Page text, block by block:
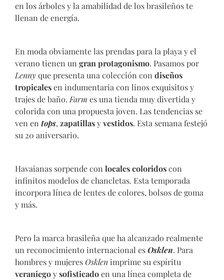
en los árboles y la amabilidad de los brasileños te
llenan de energía.
En moda obviamente las prendas para la playa y el
verano tienen un gran protagonismo. Pasamos por
Lennyque presenta una colección con diseños
tropicalesen indumentaria con linos exquisitos y
trajes de baño. Farm es una tienda muy divertida y
colorida con una propuesta joven. Las tendencias se
ven en tops, zapatillasyvestidos. Esta semana festejó
su 20 aniversario.
Havaianas sorpende con locales coloridoscon
infinitos modelos de chancletas. Esta temporada
incorpora línea de lentes de colores, bolsos de goma
y más.
Pero la marca brasileña que ha alcanzado realmente
un reconocimiento internacional esOsklen. Para
hombres y mujeres Osklenimprime su espíritu
veraniegoysofisticadoen una línea completa de